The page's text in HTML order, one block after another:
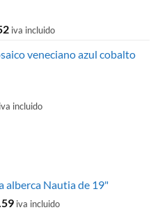
Rango
precios:
hasta
iva incluido
veneciano azul cobalto
iva incluido
alberca Nautia de 19"
Eliva incluido